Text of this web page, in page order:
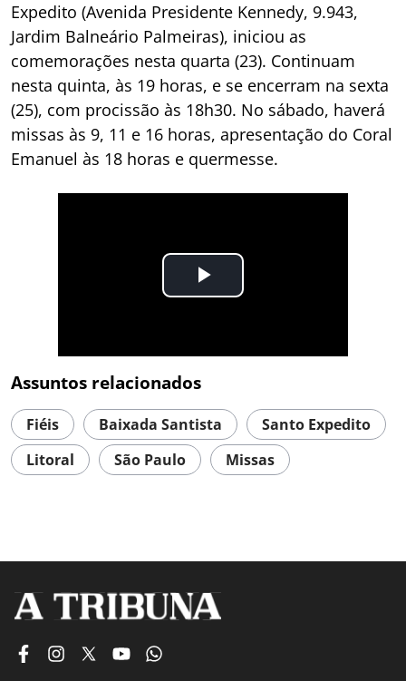
Expedito (Avenida Presidente Kennedy, 9.943,
Jardim Balneário Palmeiras), iniciou as
comemorações nesta quarta (23). Continuam
nesta quinta, às 19 horas, e se encerram na sexta
(25), com procissão às 18h30. No sábado, haverá
missas às 9, 11 e 16 horas, apresentação do Coral
Emanuel às 18 horas e quermesse.
Assuntos relacionados
Fiéis Baixada Santista
Santo Expedito
Litoral
São Paulo Missas